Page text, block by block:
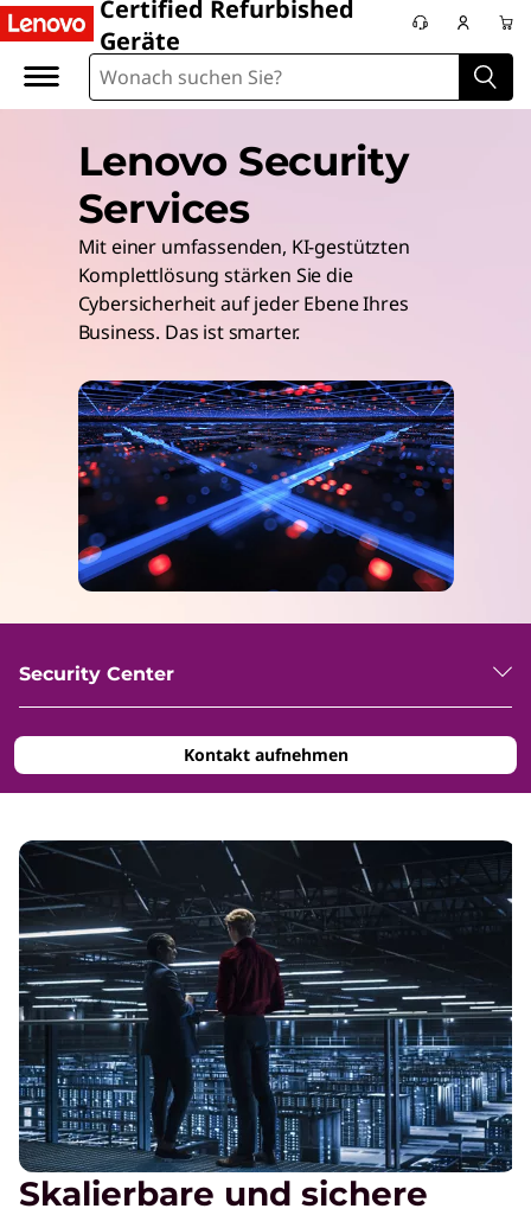
Certified Refurbished
Geräte
Lenovo Security
Services
Mit einer umfassenden, KI-gestützten
Komplettlösung stärken Sie die
Cybersicherheit auf jeder Ebene Ihres
Business. Das ist smarter.
Security Center
Kontakt aufnehmen
Skalierbare und sichere